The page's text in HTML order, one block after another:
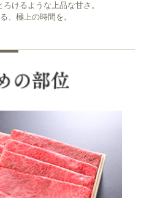
けるような上品な甘さ。
、極上の時間を。